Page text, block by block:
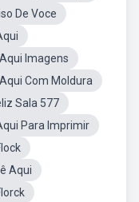
De Voce
Imagens
Com Moldura
Sala 577
Para Imprimir
Aqui